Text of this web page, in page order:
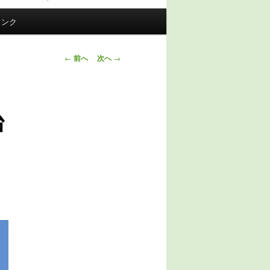
ク
投稿ナビゲー
← 前へ 次へ→